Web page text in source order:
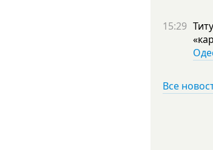
15:29
Все